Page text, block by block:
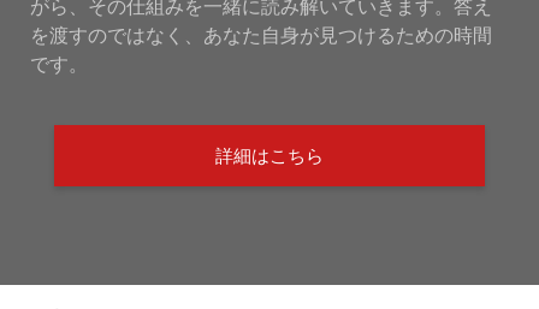
がら、その仕組みを一緒に読み解いていきます。答え
を渡すのではなく、あなた自身が見つけるための時間
です。
詳細はこちら